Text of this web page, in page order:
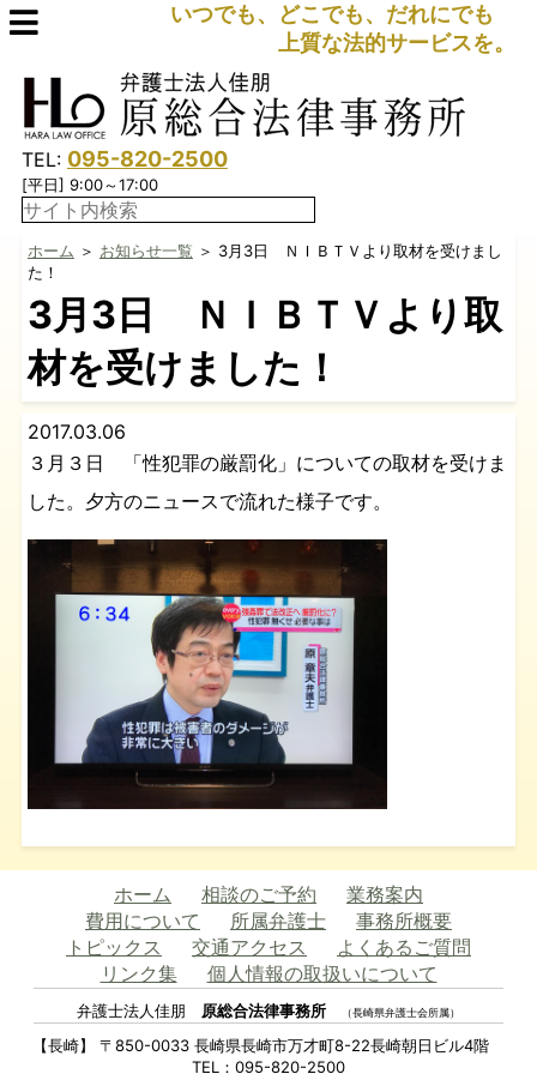
いつでも、どこでも、だれにでも
上質な法的サービスを。
TEL: 095-820-2500
[平日] 9:00～17:00
ホーム ＞ お知らせ一覧 ＞ 3月3日 ＮＩＢＴＶより取材を受けまし
た！
3月3日 ＮＩＢＴＶより取
材を受けました！
2017.03.06
３月３日 「性犯罪の厳罰化」についての取材を受けま
した。夕方のニュースで流れた様子です。
ホーム 相談のご予約
業務案内
費用について
所属弁護士
事務所概要
トピックス
交通アクセス
よくあるご質問
リンク集
個人情報の取扱いについて
弁護士法人佳朋 原総合法律事務所 （長崎県弁護士会所属）
【長崎】 〒850-0033 長崎県長崎市万才町8-22長崎朝日ビル4階
TEL：095-820-2500